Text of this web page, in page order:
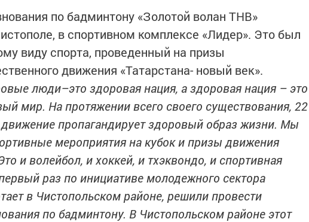
по бадминтону «Золотой волан ТНВ»
в спортивном комплексе «Лидер». Это был
виду спорта, проведенный на призы
движения «Татарстана- новый век».
люди–это здоровая нация, а здоровая нация – это
мир. На протяжении всего своего существования, 22
пропагандирует здоровый образ жизни. Мы
мероприятия на кубок и призы движения
и волейбол, и хоккей, и тхэквондо, и спортивная
раз по инициативе молодежного сектора
в Чистопольском районе, решили провести
по бадминтону. В Чистопольском районе этот